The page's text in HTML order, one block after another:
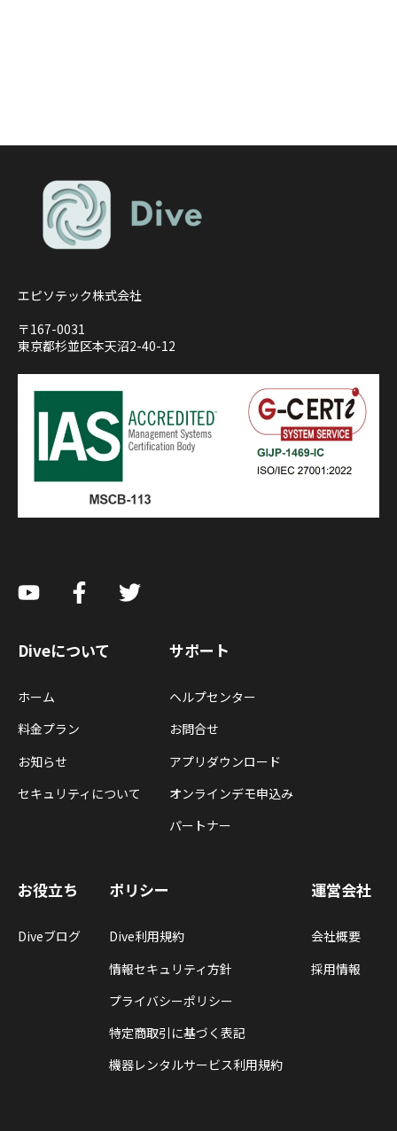
エピソテック株式会社
〒167-0031
東京都杉並区本天沼2-40-12
Diveについて
ホーム
料金プラン
お知らせ
セキュリティについて
サポート
ヘルプセンター
お問合せ
アプリダウンロード
オンラインデモ申込み
パートナー
お役立ち
Diveブログ
ポリシー
Dive利用規約
情報セキュリティ方針
プライバシーポリシー
特定商取引に基づく表記
機器レンタルサービス利用規約
運営会社
会社概要
採用情報